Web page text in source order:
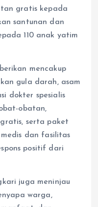
gratis kepada
santunan dan
110 anak yatim
mencakup
gula darah, asam
dokter spesialis
obatan,
serta paket
dan fasilitas
positif dari
juga meninjau
warga,